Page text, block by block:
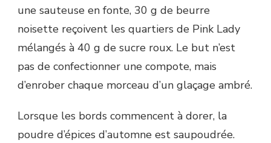
une sauteuse en fonte, 30 g de beurre
noisette reçoivent les quartiers de Pink Lady
mélangés à 40 g de sucre roux. Le but n’est
pas de confectionner une compote, mais
d’enrober chaque morceau d’un glaçage ambré.
Lorsque les bords commencent à dorer, la
poudre d’épices d’automne est saupoudrée.